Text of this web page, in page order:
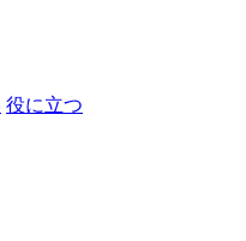
役に立つ